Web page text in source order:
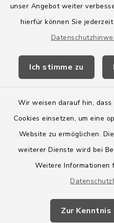
unser Angebot weiter
hierfür können Sie
Ich stimme zu
Wir weisen darauf hin,
Cookies einsetzen, um eine
Website zu ermöglichen.
weiterer Dienste wird bei
Weitere Informationen
Zur Kenntnis
Amt Boostedt-Rickling
Amtsbroschüre
Wege-Zweckverband